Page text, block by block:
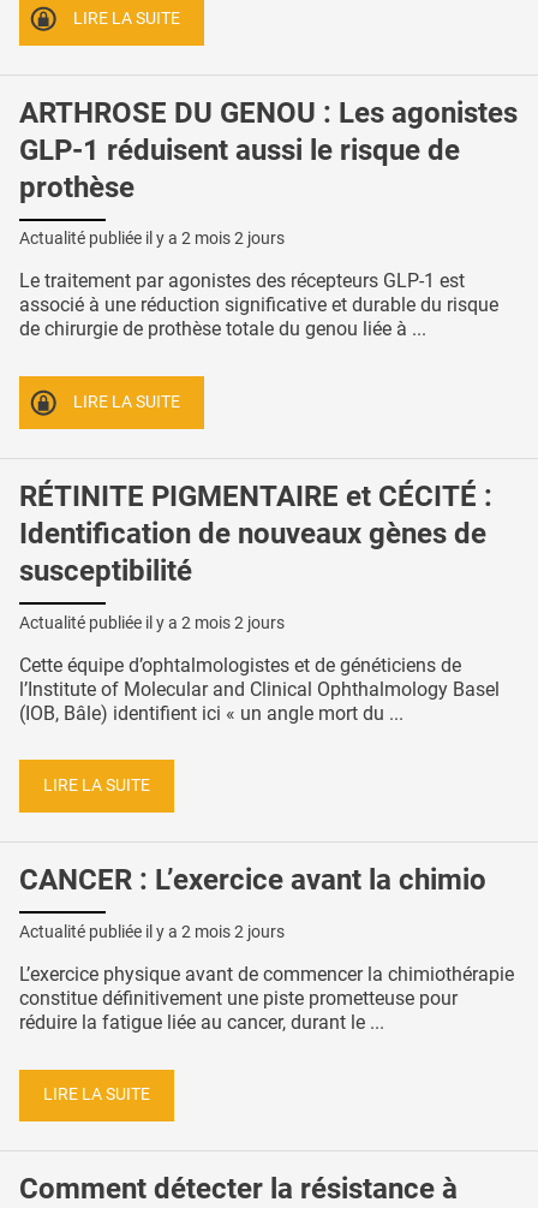
LIRE LA SUITE
ARTHROSE DU GENOU : Les agonistes
GLP-1 réduisent aussi le risque de
prothèse
Actualité publiée il y a 2 mois 2 jours
Le traitement par agonistes des récepteurs GLP-1 est
associé à une réduction significative et durable du risque
de chirurgie de prothèse totale du genou liée à ...
LIRE LA SUITE
RÉTINITE PIGMENTAIRE et CÉCITÉ :
Identification de nouveaux gènes de
susceptibilité
Actualité publiée il y a 2 mois 2 jours
Cette équipe d’ophtalmologistes et de généticiens de
l’Institute of Molecular and Clinical Ophthalmology Basel
(IOB, Bâle) identifient ici « un angle mort du ...
LIRE LA SUITE
CANCER : L’exercice avant la chimio
Actualité publiée il y a 2 mois 2 jours
L’exercice physique avant de commencer la chimiothérapie
constitue définitivement une piste prometteuse pour
réduire la fatigue liée au cancer, durant le ...
LIRE LA SUITE
Comment détecter la résistance à